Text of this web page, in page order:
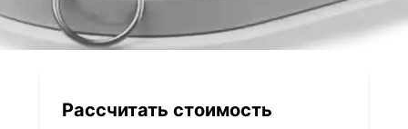
Рассчитать стоимость